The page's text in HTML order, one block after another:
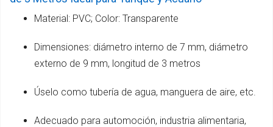
Material: PVC; Color: Transparente
Dimensiones: diámetro interno de 7 mm, diámetro
externo de 9 mm, longitud de 3 metros
Úselo como tubería de agua, manguera de aire, etc.
Adecuado para automoción, industria alimentaria,